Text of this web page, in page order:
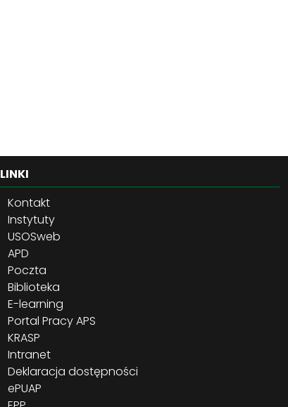
LINKI
Kontakt
Instytuty
USOSweb
APD
Poczta
Biblioteka
E-learning
Portal Pracy APS
KRASP
Intranet
Deklaracja dostępności
ePUAP